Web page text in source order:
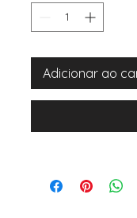
Adicionar ao